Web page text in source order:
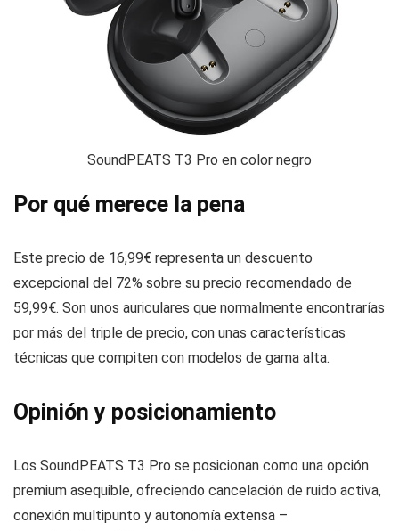
SoundPEATS T3 Pro en color negro
Por qué merece la pena
Este precio de 16,99€ representa un descuento
excepcional del 72% sobre su precio recomendado de
59,99€. Son unos auriculares que normalmente encontrarías
por más del triple de precio, con unas características
técnicas que compiten con modelos de gama alta.
Opinión y posicionamiento
Los SoundPEATS T3 Pro se posicionan como una opción
premium asequible, ofreciendo cancelación de ruido activa,
conexión multipunto y autonomía extensa –